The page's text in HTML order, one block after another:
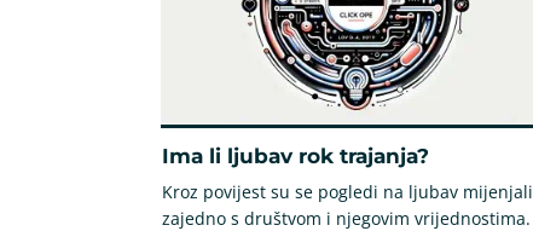
Ima li ljubav rok trajanja?
Kroz povijest su se pogledi na ljubav mijenjali
zajedno s društvom i njegovim vrijednostima.